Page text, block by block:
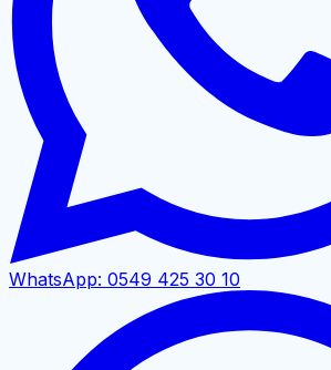
WhatsApp: 0549 425 30 10